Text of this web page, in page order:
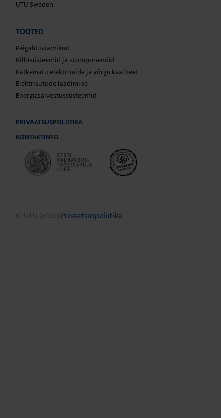
UTU Sweden
TOOTED
Paigaldustarvikud
Kilbisüsteemid ja -komponendid
Katkematu elektritoide ja võrgu kvaliteet
Elektriautode laadimine
Energiasalvestussüsteemid
PRIVAATSUSPOLIITIKA
KONTAKTINFO
© UTU GroupPrivaatsuspoliitika